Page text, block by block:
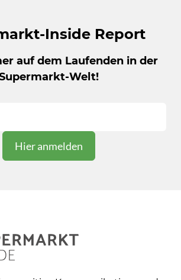
Inside Report
auf dem Laufenden in der
Welt!